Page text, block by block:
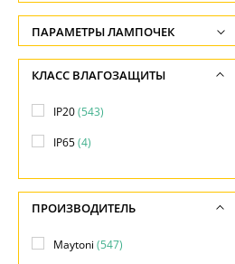
-
Ширина, см
-
Диаметр, см
-
Конус(9)
Круг(7)
Куб(9)
Параллелепипед
Прямоугольник
Шар(16)
ПОВЕРХНОСТЬ
ЦВЕТ АРМАТУРЫ
Белый(228)
МАТЕРИАЛ
ПАРАМЕТРЫ ЛАМПОЧЕК
Количество ламп
-
Общая мощность ламп
Напряжение
-
КЛАСС ВЛАГОЗАЩИТЫ
IP20(543)
IP65(4)
ПРОИЗВОДИТЕЛЬ
Maytoni (547)